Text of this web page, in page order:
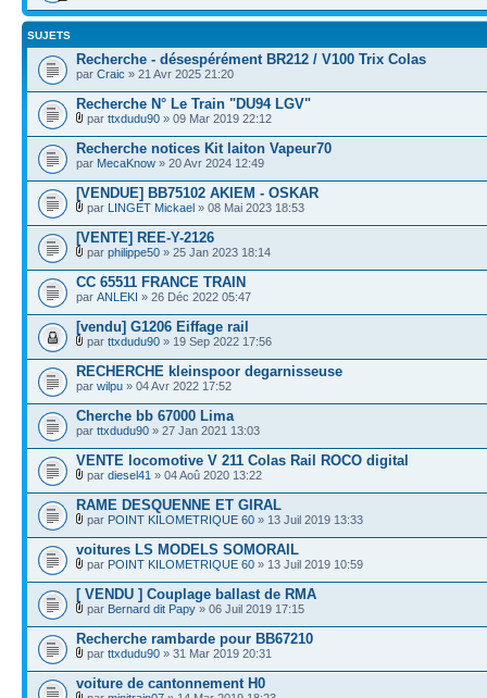
SUJETS
Recherche - désespérément BR212 / V100 Trix Colas
par Craic » 21 Avr 2025 21:20
Recherche N° Le Train "DU94 LGV"
par ttxdudu90 » 09 Mar 2019 22:12
Recherche notices Kit laiton Vapeur70
par MecaKnow » 20 Avr 2024 12:49
[VENDUE] BB75102 AKIEM - OSKAR
par LINGET Mickael » 08 Mai 2023 18:53
[VENTE] REE-Y-2126
par philippe50 » 25 Jan 2023 18:14
CC 65511 FRANCE TRAIN
par ANLEKI » 26 Déc 2022 05:47
[vendu] G1206 Eiffage rail
par ttxdudu90 » 19 Sep 2022 17:56
RECHERCHE kleinspoor degarnisseuse
par wilpu » 04 Avr 2022 17:52
Cherche bb 67000 Lima
par ttxdudu90 » 27 Jan 2021 13:03
VENTE locomotive V 211 Colas Rail ROCO digital
par diesel41 » 04 Aoû 2020 13:22
RAME DESQUENNE ET GIRAL
par POINT KILOMETRIQUE 60 » 13 Juil 2019 13:33
voitures LS MODELS SOMORAIL
par POINT KILOMETRIQUE 60 » 13 Juil 2019 10:59
[ VENDU ] Couplage ballast de RMA
par Bernard dit Papy » 06 Juil 2019 17:15
Recherche rambarde pour BB67210
par ttxdudu90 » 31 Mar 2019 20:31
voiture de cantonnement H0